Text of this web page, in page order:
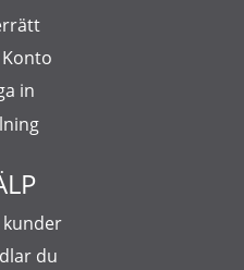
Konto
in
kunder
du